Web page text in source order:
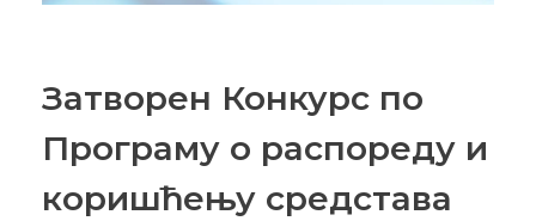
Затворен Конкурс по
Програму о распореду и
коришћењу средстава